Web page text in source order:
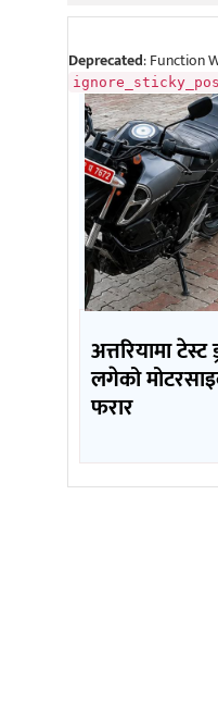
Deprecated: Function
अत्तरियामा टेस्ट
लगेको
फरार